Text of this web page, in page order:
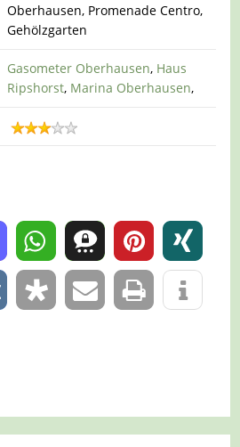
Oberhausen, Promenade Centro,
Gehölzgarten
Gasometer Oberhausen, Haus
Ripshorst, Marina Oberhausen,
0